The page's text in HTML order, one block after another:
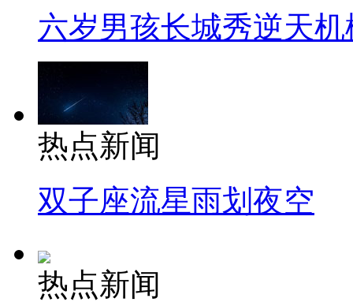
六岁男孩长城秀逆天机
热点新闻
双子座流星雨划夜空
热点新闻